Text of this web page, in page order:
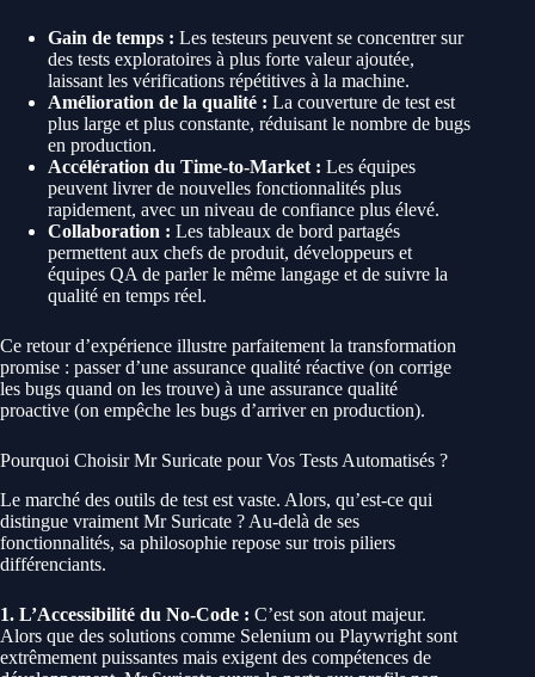
Gain de temps : Les testeurs peuvent se concentrer sur
des tests exploratoires à plus forte valeur ajoutée,
laissant les vérifications répétitives à la machine.
Amélioration de la qualité : La couverture de test est
plus large et plus constante, réduisant le nombre de bugs
en production.
Accélération du Time-to-Market : Les équipes
peuvent livrer de nouvelles fonctionnalités plus
rapidement, avec un niveau de confiance plus élevé.
Collaboration : Les tableaux de bord partagés
permettent aux chefs de produit, développeurs et
équipes QA de parler le même langage et de suivre la
qualité en temps réel.
Ce retour d’expérience illustre parfaitement la transformation
promise : passer d’une assurance qualité réactive (on corrige
les bugs quand on les trouve) à une assurance qualité
proactive (on empêche les bugs d’arriver en production).
Pourquoi Choisir Mr Suricate pour Vos Tests Automatisés ?
Le marché des outils de test est vaste. Alors, qu’est-ce qui
distingue vraiment Mr Suricate ? Au-delà de ses
fonctionnalités, sa philosophie repose sur trois piliers
différenciants.
1. L’Accessibilité du No-Code : C’est son atout majeur.
Alors que des solutions comme Selenium ou Playwright sont
extrêmement puissantes mais exigent des compétences de